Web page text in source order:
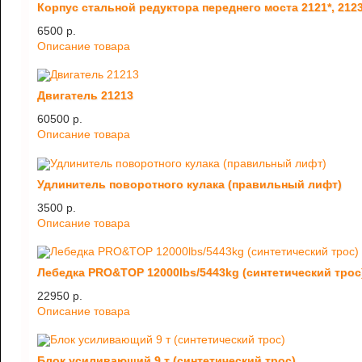
Корпус стальной редуктора переднего моста 2121*,
6500 p.
Описание товара
Двигатель 21213
60500 p.
Описание товара
Удлинитель поворотного кулака (правильный лифт)
3500 p.
Описание товара
Лебедка PRO&TOP 12000lbs/5443kg (синтетический
22950 p.
Описание товара